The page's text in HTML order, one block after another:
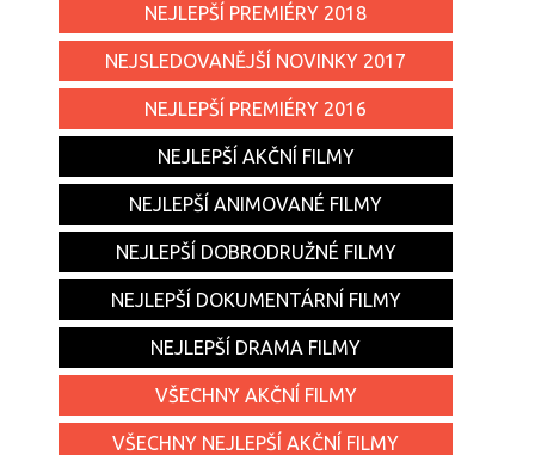
NEJLEPŠÍ PREMIÉRY 2018
NEJSLEDOVANĚJŠÍ NOVINKY 2017
NEJLEPŠÍ PREMIÉRY 2016
NEJLEPŠÍ AKČNÍ FILMY
NEJLEPŠÍ ANIMOVANÉ FILMY
NEJLEPŠÍ DOBRODRUŽNÉ FILMY
NEJLEPŠÍ DOKUMENTÁRNÍ FILMY
NEJLEPŠÍ DRAMA FILMY
VŠECHNY AKČNÍ FILMY
VŠECHNY NEJLEPŠÍ AKČNÍ FILMY